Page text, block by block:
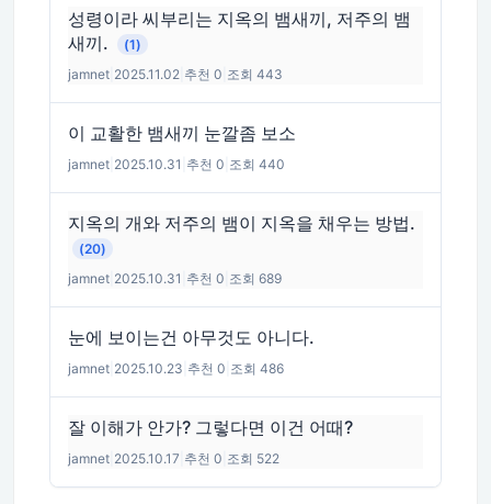
성령이라 씨부리는 지옥의 뱀새끼, 저주의 뱀
새끼.
(1)
jamnet 2025.11.02 추천 0 조회 443
이 교활한 뱀새끼 눈깔좀 보소
jamnet 2025.10.31 추천 0 조회 440
지옥의 개와 저주의 뱀이 지옥을 채우는 방법.
(20)
jamnet 2025.10.31 추천 0 조회 689
눈에 보이는건 아무것도 아니다.
jamnet 2025.10.23 추천 0 조회 486
잘 이해가 안가? 그렇다면 이건 어때?
jamnet 2025.10.17 추천 0 조회 522